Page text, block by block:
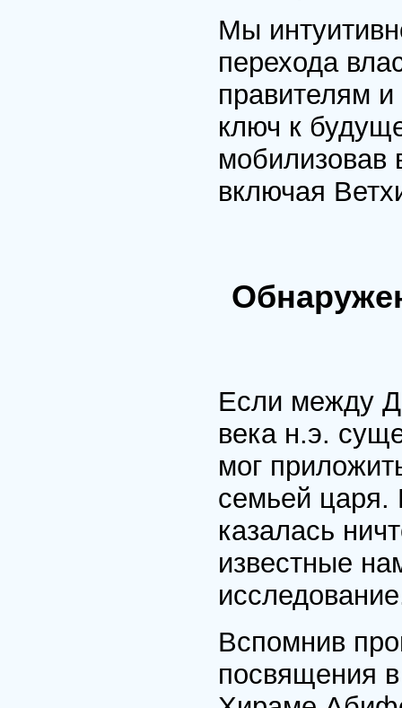
Мы
перехода
правителям
ключ к
включая
Если между
века н.э.
мог
семьей царя.
казалась
известные
Вспомнив
посвящения